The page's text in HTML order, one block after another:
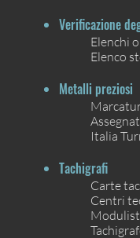
Verificazione
Elenchi
Elenco
Metalli preziosi
Italia
Tachigrafi
Carte
Centri